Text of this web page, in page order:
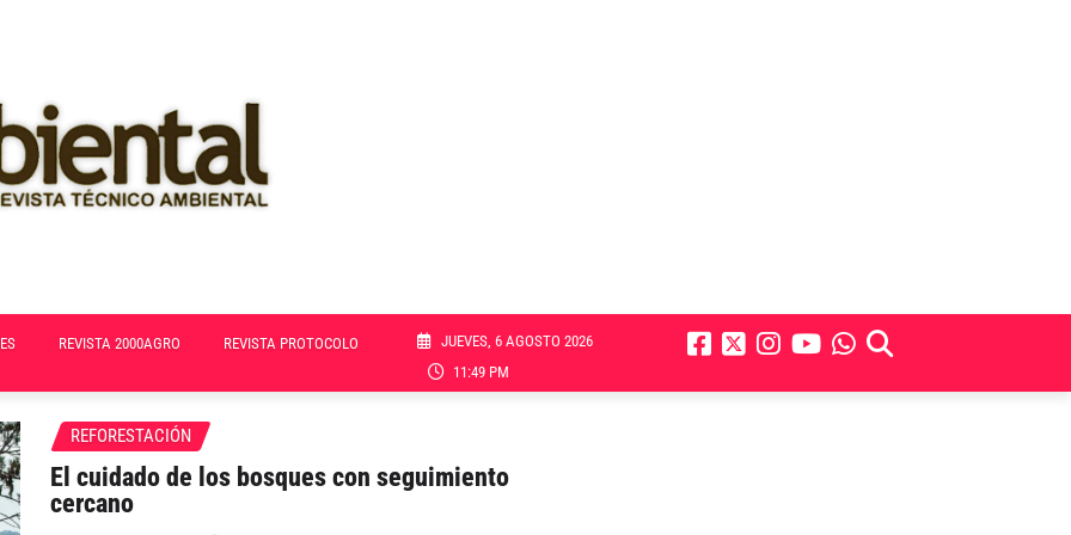
REVISTA 2000AGRO REVISTA PROTOCOLO
JUEVES, 6 AGOSTO 2026
11:49 PM
REFORESTACIÓN
El cuidado de los bosques con seguimiento
cercano